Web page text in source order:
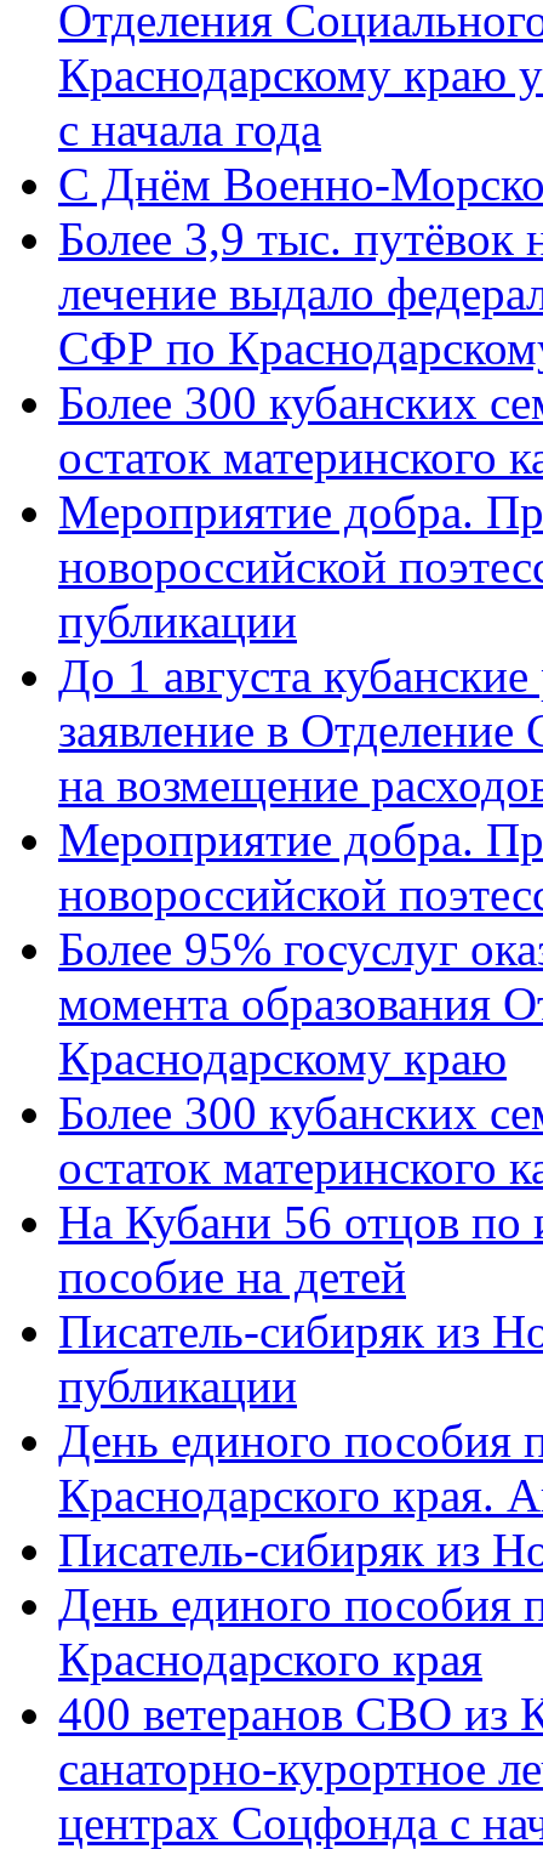
Отделения
Краснодарскому краю
с начала года
C Днём Военно-
Более 3,9 тыс. путёвок
лечение выдало
СФР по
Более 300 кубанских
остаток материнского
Мероприятие добра.
новороссийской
публикации
До 1 августа
заявление в
на возмещение
Мероприятие добра.
новороссийской
Более 95% госуслуг
момента образования
Краснодарскому краю
Более 300 кубанских
остаток материнского
На Кубани 56 отцов по
пособие на детей
Писатель-сибиряк из
публикации
День единого пособия
Краснодарского края.
Писатель-сибиряк из
День единого пособия
Краснодарского края
400 ветеранов СВО из
санаторно-курортное
центрах Соцфонда с